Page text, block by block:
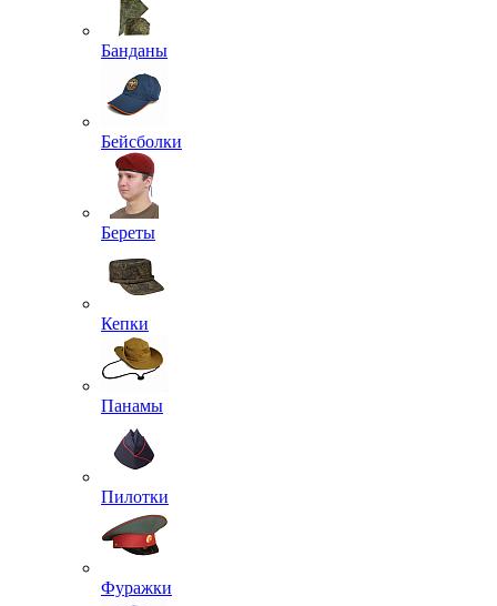
Банданы
Бейсболки
Береты
Кепки
Панамы
Пилотки
Фуражки